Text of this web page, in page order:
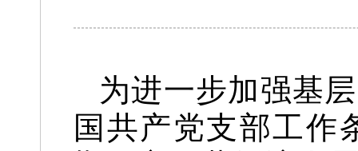
为进一步加强基
国共产党支部工作